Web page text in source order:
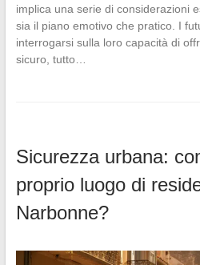
implica una serie di considerazioni
sia il piano emotivo che pratico. I
interrogarsi sulla loro capacità di
sicuro, tutto…
Sicurezza urbana:
proprio luogo di
Narbonne?